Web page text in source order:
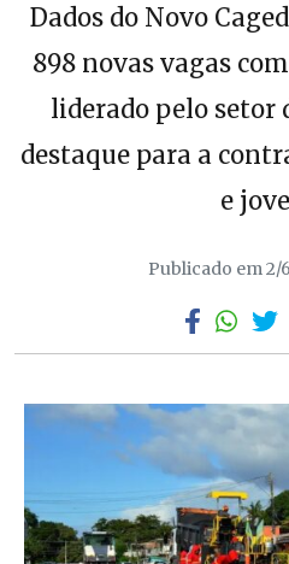
Dados do Novo
898 novas vagas
liderado pelo setor
destaque para a
e
Publicado em 2/